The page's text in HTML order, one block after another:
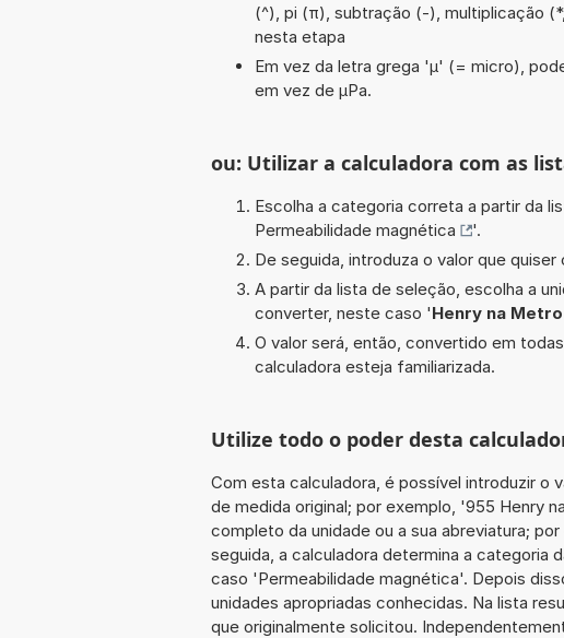
(^), pi (π), subtração (-), multiplicação
nesta etapa
Em vez da letra grega 'µ' (= micro),
em vez de µPa.
ou: Utilizar a calculadora com as
Escolha a categoria correta a partir da
Permeabilidade magnética
'.
De seguida, introduza o valor que quiser
A partir da lista de seleção, escolha a
converter, neste caso 'Henry na Metro
O valor será, então, convertido em
calculadora esteja familiarizada.
Utilize todo o poder desta
Com esta calculadora, é possível introduzir o
de medida original; por exemplo, '955 Henry
completo da unidade ou a sua abreviatura;
seguida, a calculadora determina a categoria
caso 'Permeabilidade magnética'. Depois
unidades apropriadas conhecidas. Na lista
que originalmente solicitou.